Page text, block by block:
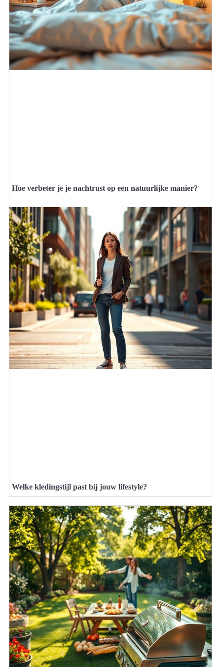
Hoe verbeter je je nachtrust op een natuurlijke manier?
Welke kledingstijl past bij jouw lifestyle?